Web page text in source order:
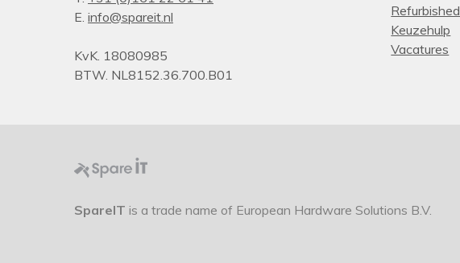
E. info@spareit.nl
KvK. 18080985
BTW. NL8152.36.700.B01
Refurbished
Keuzehulp
Vacatures
SpareIT is a trade name of European Hardware Solutions B.V.